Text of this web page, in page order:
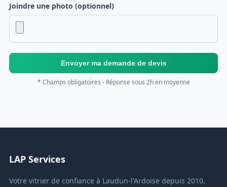
Joindre une photo (optionnel)
Envoyer ma demande de devis
* Champs obligatoires - Réponse sous 2h en moyenne
LAP Services
Votre vitrier de confiance à Laudun-l'Ardoise depuis 2010.